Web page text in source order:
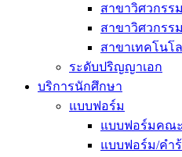
สาขาวิศวกรร
สาขาวิศวกรร
สาขาเทคโนโ
ระดับปริญญาเอก
บริการนักศึกษา
แบบฟอร์ม
แบบฟอร์มคณะ
แบบฟอร์ม/คำ